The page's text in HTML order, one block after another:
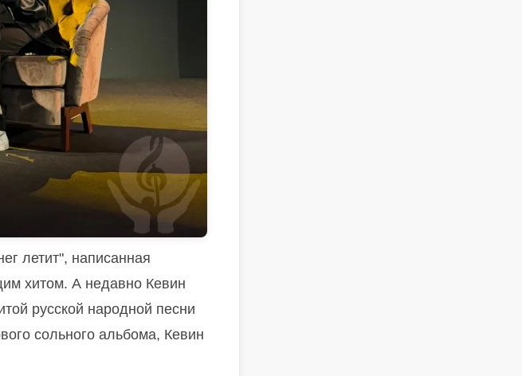
летит", написанная
хитом. А недавно Кевин
русской народной песни
сольного альбома, Кевин